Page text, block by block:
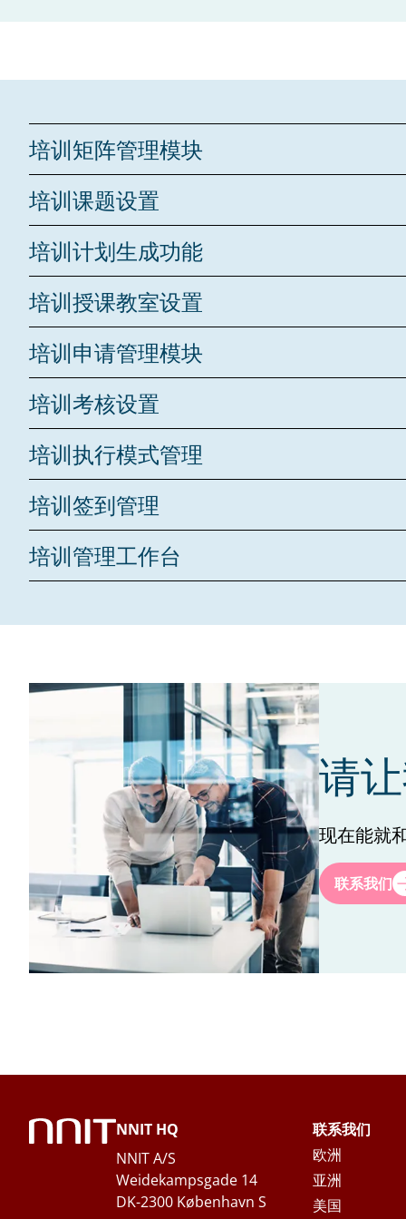
培训矩阵管理模块
部门管理设置
人员管理设置
培训课题设置
培训计划生成功能
公司级培训任务
部门级培训任务
岗位级培训任务
年度培训计划修订
培训授课教室设置
线上/线下教室设置管理
培训申请管理模块
公司级培训申请
部门级培训申请
岗位级培训申请
培训考核设置
培训考题设置
培训及格线设置
培训执行模式管理
培训任务执行
在线培训管理
线下培训管理
培训签到管理
在线签到管理
培训管理工作台
培训任务提醒
员工上岗证管理
培训视视频管理
培训有效性分析
培训绩效管理
请
现在能就
名*
公司*
公司邮箱
手机号码
联系我们
NNIT HQ
NNIT A/S
Weidekampsgade 14
DK-2300 København S
联系我们
欧洲
亚洲
美国